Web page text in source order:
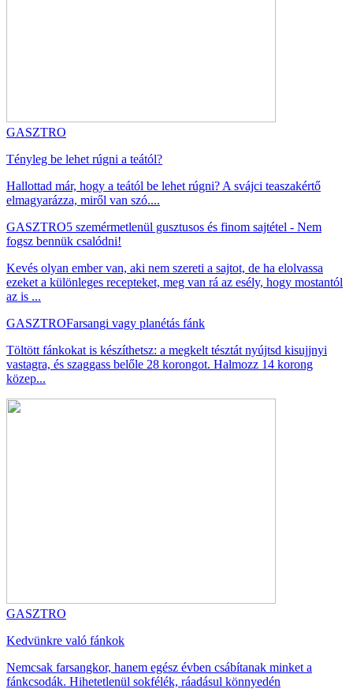
GASZTRO
Tényleg be lehet rúgni a teától?
Hallottad már, hogy a teától be lehet rúgni? A svájci teaszakértő
elmagyarázza, miről van szó....
GASZTRO5 szemérmetlenül gusztusos és finom sajtétel - Nem
fogsz bennük csalódni!
Kevés olyan ember van, aki nem szereti a sajtot, de ha elolvassa
ezeket a különleges recepteket, meg van rá az esély, hogy mostantól
az is ...
GASZTROFarsangi vagy planétás fánk
Töltött fánkokat is készíthetsz: a megkelt tésztát nyújtsd kisujjnyi
vastagra, és szaggass belőle 28 korongot. Halmozz 14 korong
közep...
GASZTRO
Kedvünkre való fánkok
Nemcsak farsangkor, hanem egész évben csábítanak minket a
fánkcsodák. Hihetetlenül sokfélék, ráadásul könnyedén